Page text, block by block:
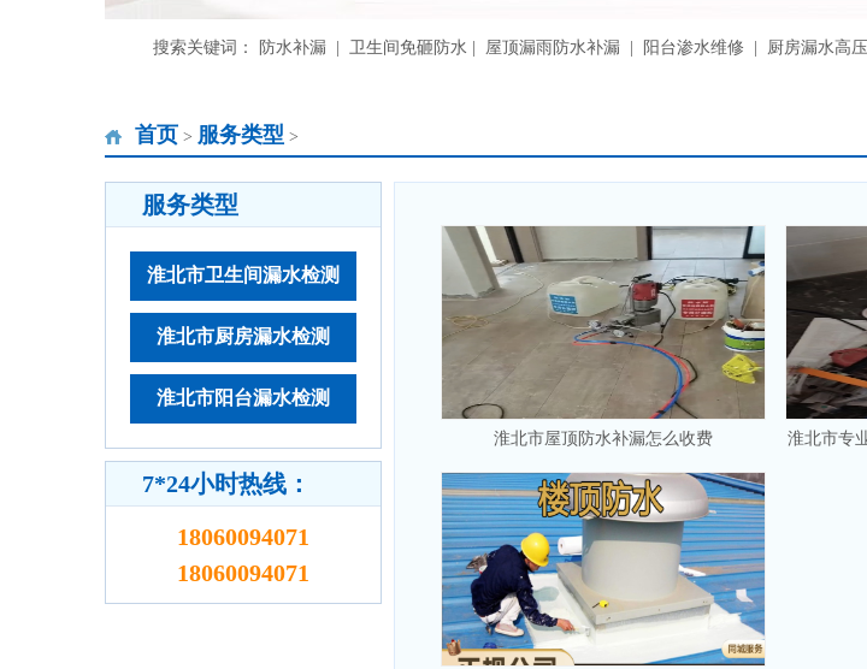
搜索关键词： 防水补漏 | 卫生间免砸防水 | 屋顶漏雨防水补漏 | 阳台渗水维修 | 厨房漏水高
首页 > 服务类型 >
服务类型
淮北市卫生间漏水检测
淮北市厨房漏水检测
淮北市阳台漏水检测
7*24小时热线：
18060094071
18060094071
淮北市屋顶防水补漏怎么收费 淮北市专